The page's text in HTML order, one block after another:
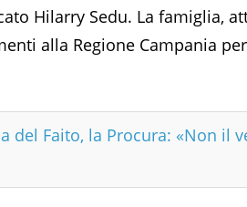
Hilarry Sedu. La famiglia,
alla Regione Campania
del Faito, la Procura: «Non il